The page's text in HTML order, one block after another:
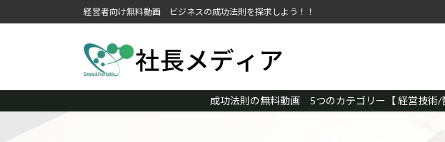
ン
へ
ス
ビ
ョ
ン
経営者向け無料動画 ビジネスの成功法則を探求しよう！！
成功法則の無料動画 5つのカテゴリー【 経営技術